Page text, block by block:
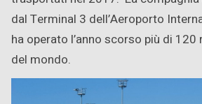
dal Terminal 3 dell’Aeroporto
ha operato l’anno scorso più di
del mondo.